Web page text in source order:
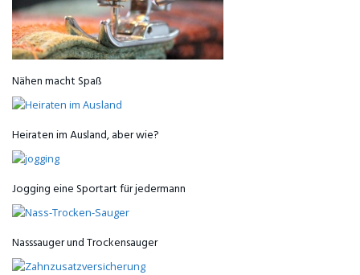
Nähen macht Spaß
Heiraten im Ausland, aber wie?
Jogging eine Sportart für jedermann
Nasssauger und Trockensauger